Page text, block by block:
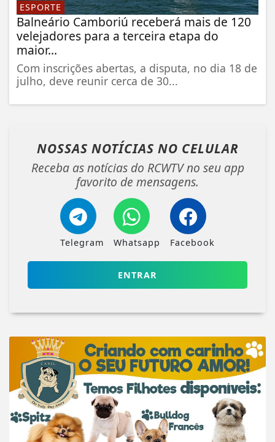
ESPORTE
Balneário Camboriú receberá mais de 120
velejadores para a terceira etapa do
maior...
Com inscrições abertas, a disputa, no dia 18 de
julho, deve reunir cerca de 30...
NOSSAS NOTÍCIAS NO CELULAR
Receba as notícias do RCWTV no seu app
favorito de mensagens.
Telegram Whatsapp Facebook
ENTRAR